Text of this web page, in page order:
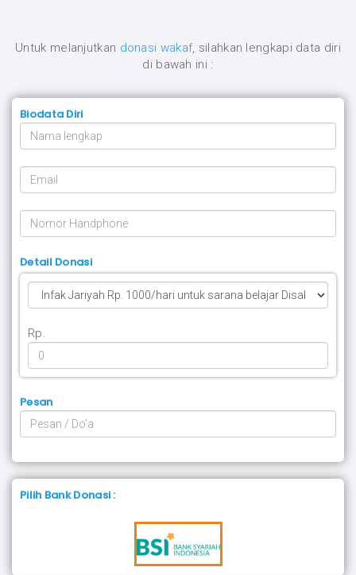
Untuk melanjutkan donasi wakaf, silahkan lengkapi data diri
di bawah ini :
Biodata Diri
Detail Donasi
Rp.
Pesan
Pilih Bank Donasi :